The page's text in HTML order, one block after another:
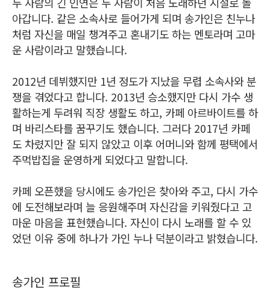
아갑니다. 같은 소속사로 들어가게 되며 송가인은 친누나
처럼 자신을 매일 챙겨주고 혼내기도 하는 멘토라며 고마
운 사람이라고 말했습니다.
2012년 데뷔했지만 1년 정도가 지났을 무렵 소속사와 분
쟁을 겪었다고 합니다. 2013년 승소했지만 다시 가수 생
활하는게 두려워 직장 생활도 하고, 카페 아르바이트를 하
며 바리스타를 꿈꾸기도 했습니다. 그러다 2017년 카페
도 차렸지만 잘 되지 않았고 이후 어머니와 함께 평택에서
주먹밥집을 운영하게 되었다고 말합니다.
카페 오픈했을 당시에도 송가인은 찾아와 주고, 다시 가수
에 도전해보라며 늘 응원해주며 자신감을 키워줬다고 고
마운 마음을 표현했습니다. 자신이 다시 노래를 할 수 있
었던 이유 중에 하나가 가인 누나 덕분이라고 밝혔습니다.
송가인 프로필